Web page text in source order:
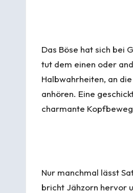
Das Böse hat sich bei
tut dem einen oder
Halbwahrheiten, an
anhören. Eine
charmante
Nur manchmal lässt
bricht Jähzorn hervor